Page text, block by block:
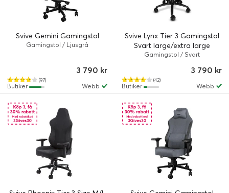
Svive Gemini Gamingstol
Gamingstol / Ljusgrå
(97)
3 790 kr
Webb
Butiker
Svive Lynx Tier 3 Gamingstol
Svart large/extra large
Gamingstol / Svart
(42)
3 790 kr
Webb
Butiker